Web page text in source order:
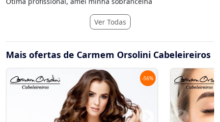
Ver Todas
Mais ofertas de Carmem Orsolini Cabeleireiros
-56%